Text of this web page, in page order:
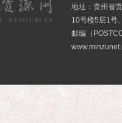
地址：贵州省
10号楼5层1号
邮编（